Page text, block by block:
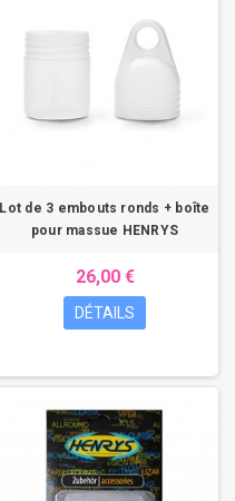
Lot de 3 embouts ronds + boîte
pour massue HENRYS
26,00 €
DÉTAILS